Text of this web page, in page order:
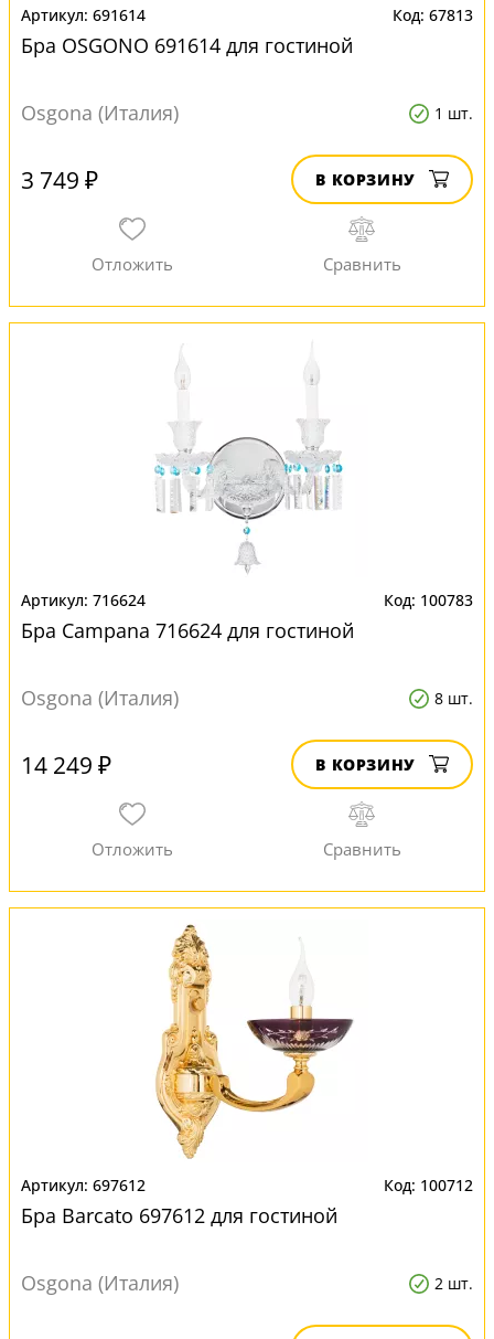
691614 67813
Бра OSGONO 691614 для гостиной
Osgona (Италия) 1 шт.
3 749 ₽ В КОРЗИНУ
716624 100783
Бра Campana 716624 для гостиной
Osgona (Италия) 8 шт.
14 249 ₽ В КОРЗИНУ
697612 100712
Бра Barcato 697612 для гостиной
Osgona (Италия) 2 шт.